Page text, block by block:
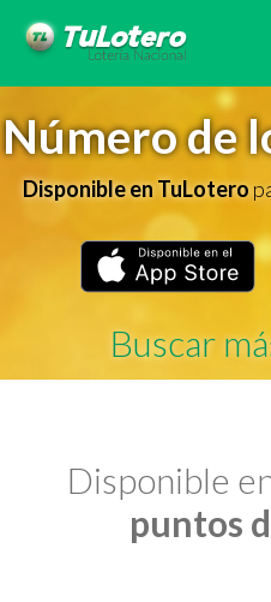
Número de
Disponible en TuLotero
Buscar
Disponible
puntos